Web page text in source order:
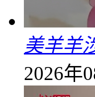
美羊羊
2026年